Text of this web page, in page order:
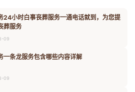
24小时白事丧葬服务一通电话就到，为您提
葬服务
09
一条龙服务包含哪些内容详解
09